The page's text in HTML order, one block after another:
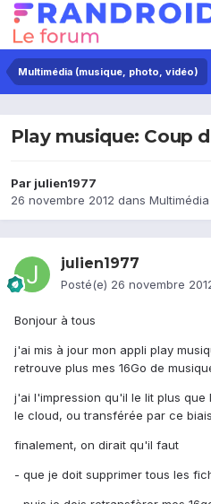
Multimédia (musique, photo, vidéo)
Play musique: Coup
Par julien1977
26 novembre 2012 dans
julien1977
Posté(e) 26 novembre
Bonjour à tous
j'ai mis à jour mon appli play
retrouve plus mes 16Go de
j'ai l'impression qu'il le lit plus
le cloud, ou transférée par ce
finalement, on dirait qu'il faut
- que je doit supprimer tous les